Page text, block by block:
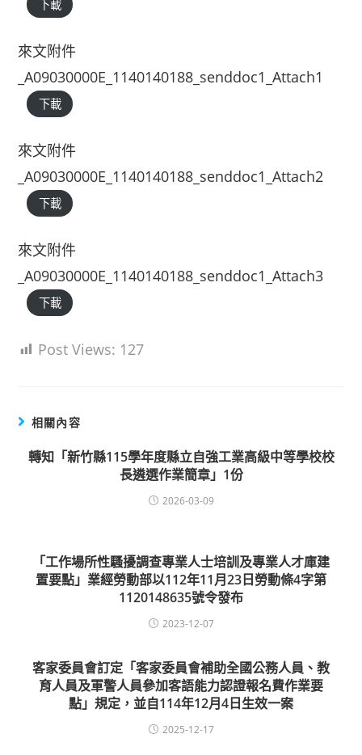
下載
來文附件
_A09030000E_1140140188_senddoc1_Attach1
下載
來文附件
_A09030000E_1140140188_senddoc1_Attach2
下載
來文附件
_A09030000E_1140140188_senddoc1_Attach3
下載
Post Views: 127
相關內容
轉知「新竹縣115學年度縣立自強工業高級中等學校校
長遴選作業簡章」1份
2026-03-09
「工作場所性騷擾調查專業人士培訓及專業人才庫建
置要點」業經勞動部以112年11月23日勞動條4字第
1120148635號令發布
2023-12-07
客家委員會訂定「客家委員會補助全國公務人員、教
育人員及軍警人員參加客語能力認證報名費作業要
點」規定，並自114年12月4日生效一案
2025-12-17